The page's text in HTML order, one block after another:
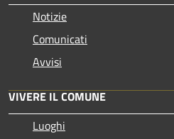
Notizie
Comunicati
Avvisi
VIVERE IL COMUNE
Luoghi